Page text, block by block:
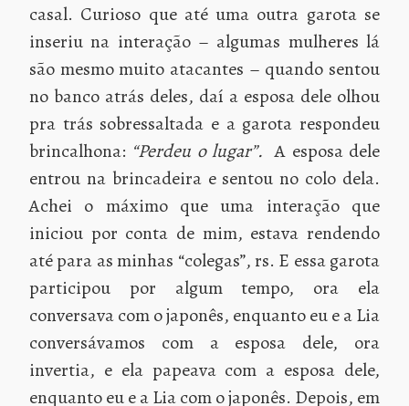
casal. Curioso que até uma outra garota se
inseriu na interação – algumas mulheres lá
são mesmo muito atacantes – quando sentou
no banco atrás deles, daí a esposa dele olhou
pra trás sobressaltada e a garota respondeu
brincalhona: “Perdeu o lugar”. A esposa dele
entrou na brincadeira e sentou no colo dela.
Achei o máximo que uma interação que
iniciou por conta de mim, estava rendendo
até para as minhas “colegas”, rs. E essa garota
participou por algum tempo, ora ela
conversava com o japonês, enquanto eu e a Lia
conversávamos com a esposa dele, ora
invertia, e ela papeava com a esposa dele,
enquanto eu e a Lia com o japonês. Depois, em